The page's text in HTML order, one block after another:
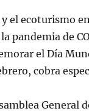
el ecoturismo
pandemia de
el Día
cobra
General